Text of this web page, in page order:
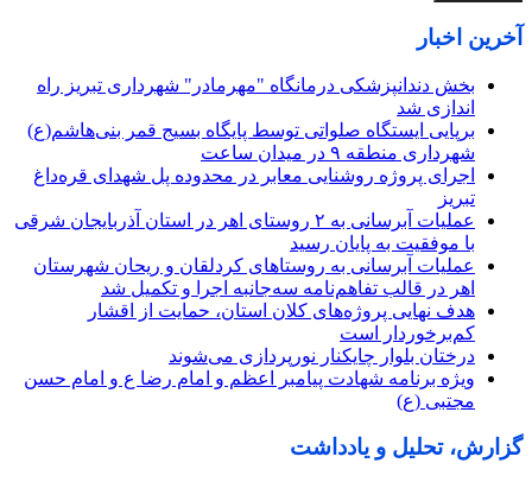
آخرین اخبار
بخش دندانپزشکی درمانگاه "مهرمادر" شهرداری تبریز راه
اندازی شد
برپایی ایستگاه صلواتی توسط پایگاه بسیج قمر بنی‌هاشم(ع)
شهرداری منطقه ۹ در میدان ساعت
اجرای پروژه روشنایی معابر در محدوده پل شهدای قره‌داغ
تبریز
عملیات آبرسانی به ۲ روستای اهر در استان آذربایجان شرقی
با موفقیت به پایان رسید
عملیات آبرسانی به روستاهای کردلقان و ریحان شهرستان
اهر در قالب تفاهم‌نامه سه‌جانبه اجرا و تکمیل شد
هدف نهایی پروژه‌های کلان استان، حمایت از اقشار
کم‌برخوردار است
درختان بلوار چایکنار نورپردازی می‌شوند
ویژه برنامه شهادت پیامبر اعظم و امام رضا ع و امام حسن
مجتبی (ع)
گزارش، تحلیل و یادداشت